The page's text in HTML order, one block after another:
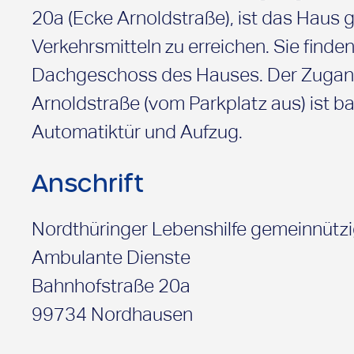
bei der Pflege und
beim Wickeln, Waschen
im Haushalt, z.B. das
durch Begleitung
Kinderärztin, in den
durch Unterstützung von
(z.B. bei Elternabenden
aufschreiben)
bei der Betreuung des
Behinderung zur
20a (Ecke Arnoldstraße), ist das Haus
Verkehrsmitteln zu erreichen. Sie
Dachgeschoss des Hauses. Der
Arnoldstraße (vom Parkplatz aus) ist
Automatiktür und Aufzug.
Anschrift
Nordthüringer Lebenshilfe
Ambulante Dienste
Bahnhofstraße 20a
99734 Nordhausen